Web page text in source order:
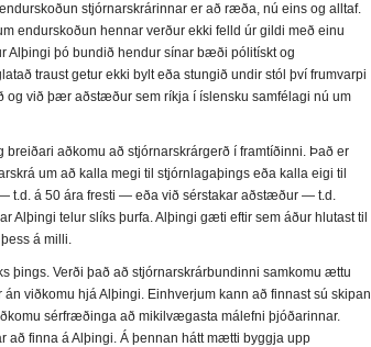
stjórnarskrárinnar er að ræða, nú eins og alltaf.
endurskoðun hennar verður ekki felld úr gildi með einu
Alþingi þó bundið hendur sínar bæði pólitískt og
traust getur ekki bylt eða stungið undir stól því frumvarpi
og við þær aðstæður sem ríkja í íslensku samfélagi nú um
aðkomu að stjórnarskrárgerð í framtíðinni. Það er
um að kalla megi til stjórnlagaþings eða kalla eigi til
t.d. á 50 ára fresti — eða við sérstakar aðstæður — t.d.
Alþingi telur slíks þurfa. Alþingi gæti eftir sem áður hlutast til
á milli.
þings. Verði það að stjórnarskrárbundinni samkomu ættu
viðkomu hjá Alþingi. Einhverjum kann að finnast sú skipan
sérfræðinga að mikilvægasta málefni þjóðarinnar.
að finna á Alþingi. Á þennan hátt mætti byggja upp